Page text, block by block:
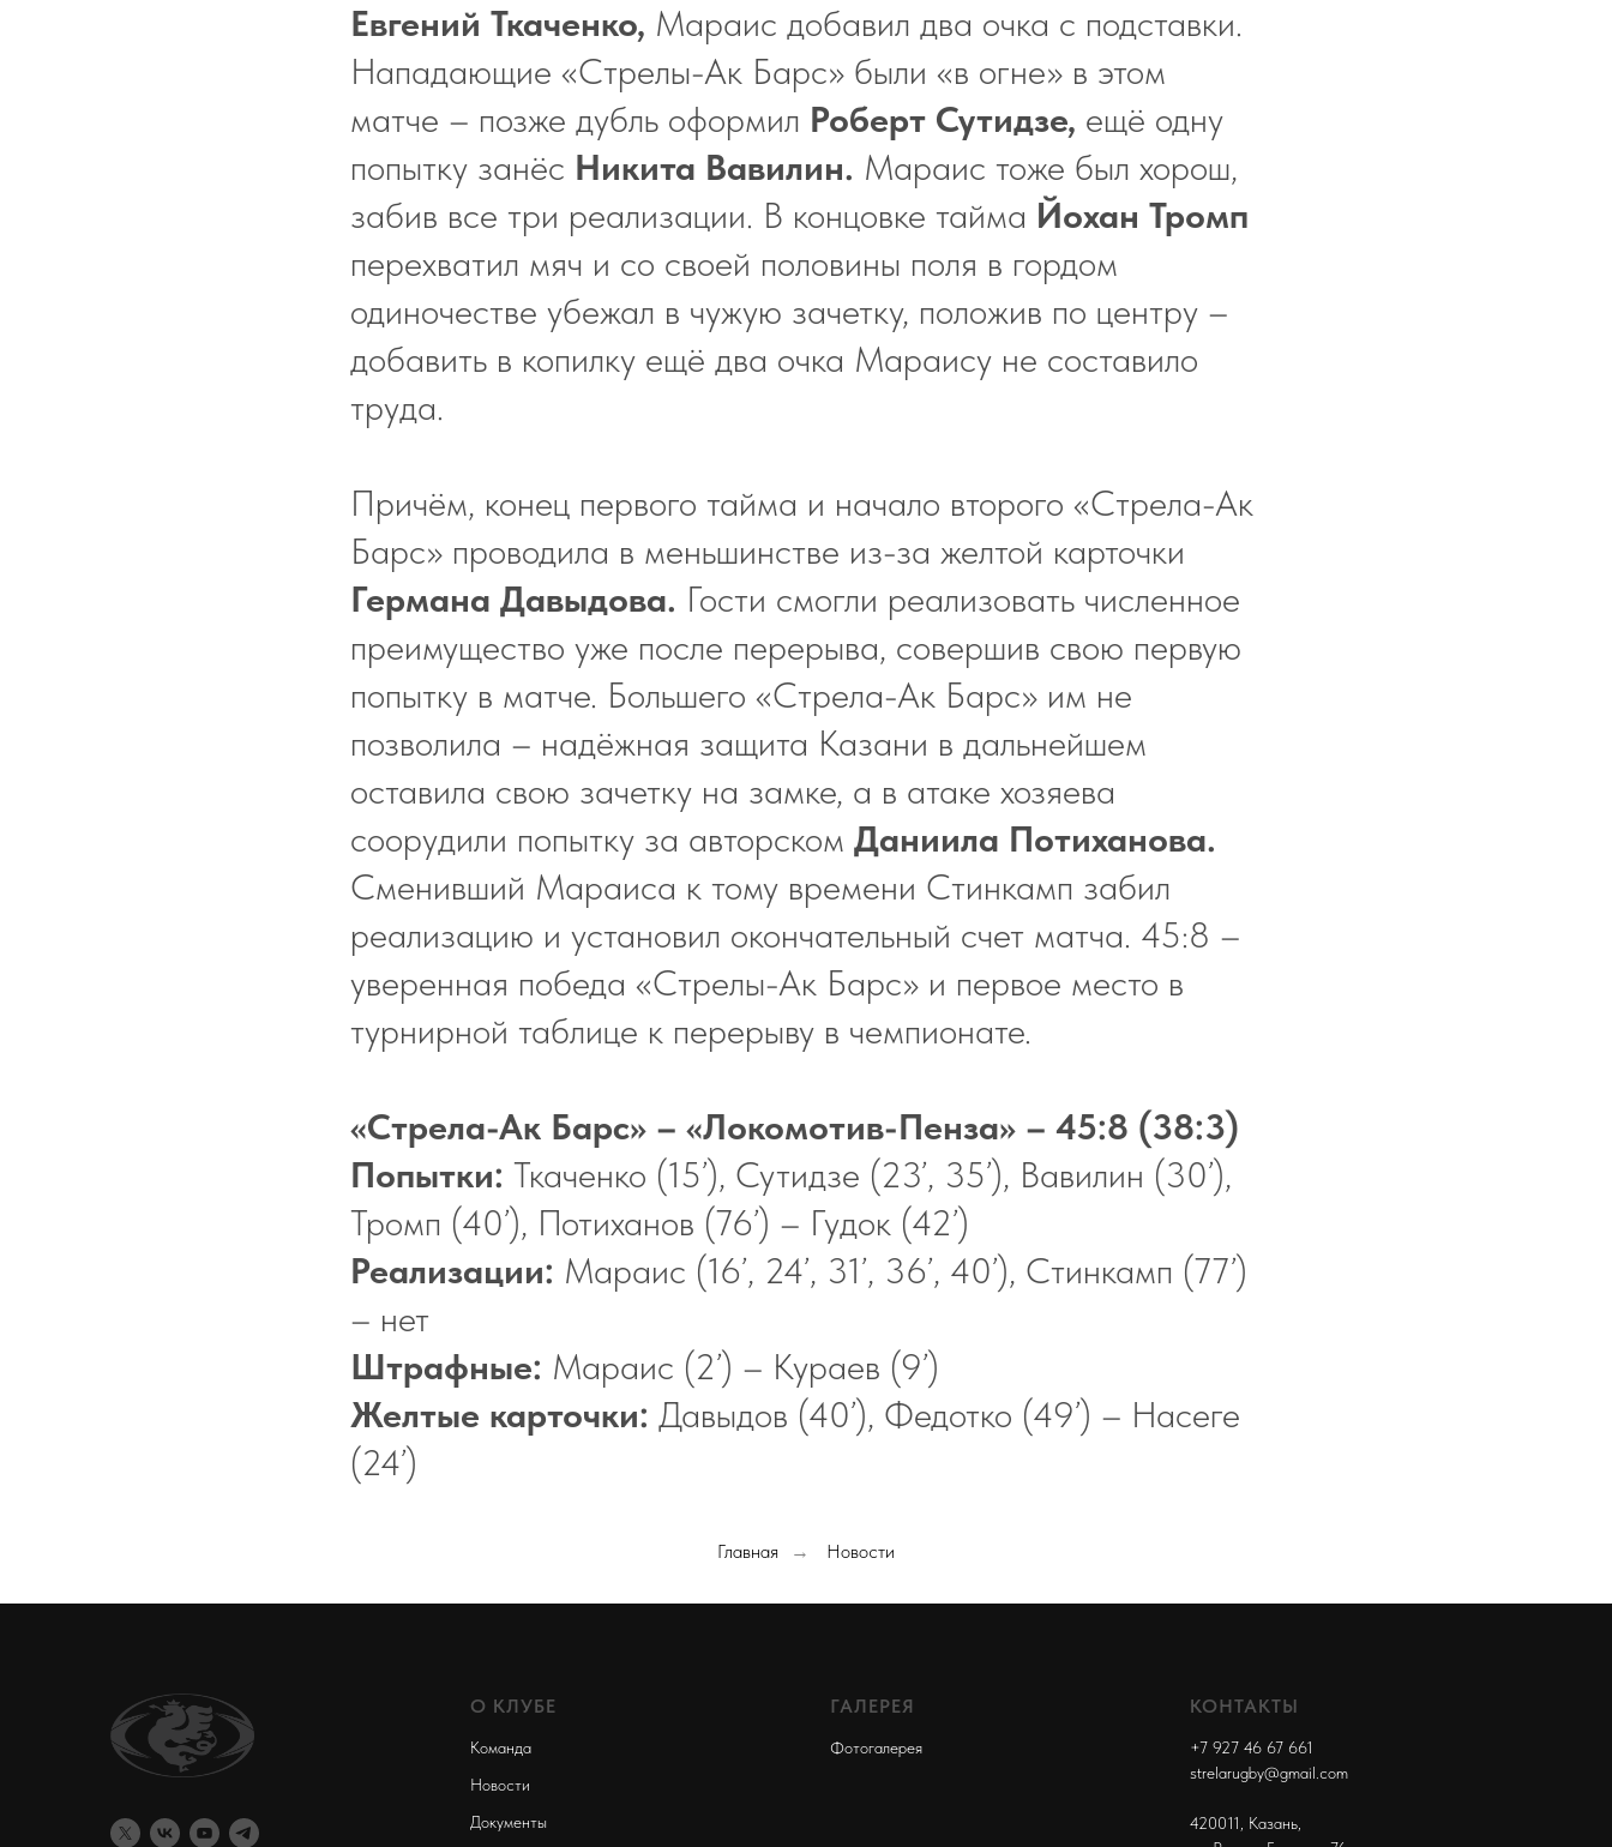
Евгений Ткаченко, Мараис добавил два очка с подставки.
Нападающие «Стрелы-Ак Барс» были «в огне» в этом
матче – позже дубль оформил Роберт Сутидзе, ещё одну
попытку занёс Никита Вавилин. Мараис тоже был хорош,
забив все три реализации. В концовке тайма Йохан Тромп
перехватил мяч и со своей половины поля в гордом
одиночестве убежал в чужую зачетку, положив по центру –
добавить в копилку ещё два очка Мараису не составило
труда.
Причём, конец первого тайма и начало второго «Стрела-Ак
Барс» проводила в меньшинстве из-за желтой карточки
Германа Давыдова. Гости смогли реализовать численное
преимущество уже после перерыва, совершив свою первую
попытку в матче. Большего «Стрела-Ак Барс» им не
позволила – надёжная защита Казани в дальнейшем
оставила свою зачетку на замке, а в атаке хозяева
соорудили попытку за авторском Даниила Потиханова.
Сменивший Мараиса к тому времени Стинкамп забил
реализацию и установил окончательный счет матча. 45:8 –
уверенная победа «Стрелы-Ак Барс» и первое место в
турнирной таблице к перерыву в чемпионате.
«Стрела-Ак Барс» – «Локомотив-Пенза» – 45:8 (38:3)
Попытки: Ткаченко (15’), Сутидзе (23’, 35’), Вавилин (30’),
Тромп (40’), Потиханов (76’) – Гудок (42’)
Реализации: Мараис (16’, 24’, 31’, 36’, 40’), Стинкамп (77’)
– нет
Штрафные: Мараис (2’) – Кураев (9’)
Желтые карточки: Давыдов (40’), Федотко (49’) – Насеге
(24’)
Главная → Новости
О КЛУБЕ
Команда
Новости
Документы
ГАЛЕРЕЯ
Фотогалерея
КОНТАКТЫ
+7 927 46 67 661
strelarugby@gmail.com
420011, Казань,